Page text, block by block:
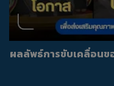
ผลลัพธ์การขับเคลื่อนข